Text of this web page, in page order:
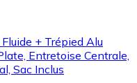
+ Trépied Alu
Entretoise Centrale,
Sac Inclus